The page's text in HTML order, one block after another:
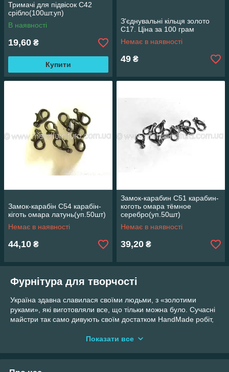
Тримачі для підвісок С42
срібло(100шт.уп)
В наявності
19,60 ₴
Купити
З'єднувальні кільця золото
С17. Ціна за 100 грам
Немає в наявності
49 ₴
Замок-карабін С54 карабін-
кіготь омара латунь(уп.50шт)
Немає в наявності
44,10 ₴
Замок-карабин С51 карабин-
коготь омара тёмное
серебро(уп.50шт)
Немає в наявності
39,20 ₴
Фурнітура для творчості
Україна здавна славилася своїми людьми, з «золотими
руками», які виготовляли все, що тільки можна було. Сучасні
майстри так само дивують своїм достатком HandMade робіт,
щоб виготовити гарну біжутерію, потрібна фурнітура,
необхідний інвентар. У нас ви знайдете тільки перевірений
Показати все